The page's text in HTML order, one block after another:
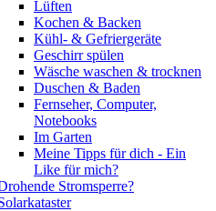
Lüften
Kochen & Backen
Kühl- & Gefriergeräte
Geschirr spülen
Wäsche waschen & trocknen
Duschen & Baden
Fernseher, Computer,
Notebooks
Im Garten
Meine Tipps für dich - Ein
Like für mich?
Stromsperre?